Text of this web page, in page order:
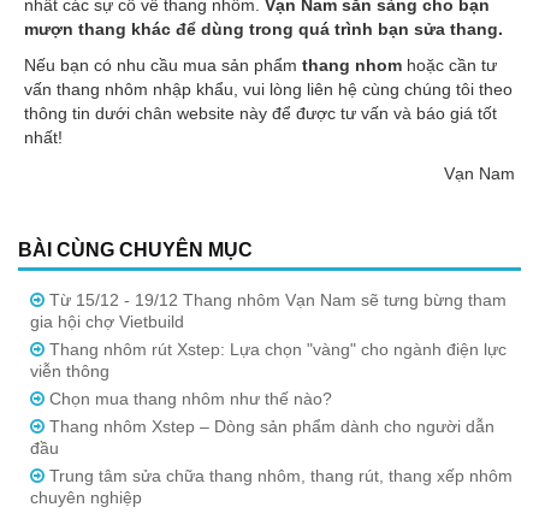
nhất các sự cố về thang nhôm. Vạn Nam sẵn sàng cho bạn
mượn thang khác để dùng trong quá trình bạn sửa thang.
Nếu bạn có nhu cầu mua sản phẩm thang nhom hoặc cần tư
vấn thang nhôm nhập khẩu, vui lòng liên hệ cùng chúng tôi theo
thông tin dưới chân website này để được tư vấn và báo giá tốt
nhất!
Vạn Nam
BÀI CÙNG CHUYÊN MỤC
Từ 15/12 - 19/12 Thang nhôm Vạn Nam sẽ tưng bừng tham
gia hội chợ Vietbuild
Thang nhôm rút Xstep: Lựa chọn "vàng" cho ngành điện lực
viễn thông
Chọn mua thang nhôm như thế nào?
Thang nhôm Xstep – Dòng sản phẩm dành cho người dẫn
đầu
Trung tâm sửa chữa thang nhôm, thang rút, thang xếp nhôm
chuyên nghiệp